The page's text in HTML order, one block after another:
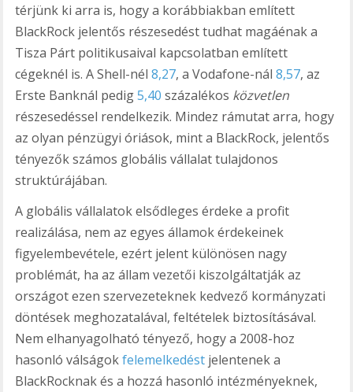
térjünk ki arra is, hogy a korábbiakban említett
BlackRock jelentős részesedést tudhat magáénak a
Tisza Párt politikusaival kapcsolatban említett
cégeknél is. A Shell-nél8,27, a Vodafone-nál8,57, az
Erste Banknál pedig5,40 százalékos közvetlen
részesedéssel rendelkezik. Mindez rámutat arra, hogy
az olyan pénzügyi óriások, mint a BlackRock, jelentős
tényezők számos globális vállalat tulajdonos
struktúrájában.
A globális vállalatok elsődleges érdeke a profit
realizálása, nem az egyes államok érdekeinek
figyelembevétele, ezért jelent különösen nagy
problémát, ha az állam vezetői kiszolgáltatják az
országot ezen szervezeteknek kedvező kormányzati
döntések meghozatalával, feltételek biztosításával.
Nem elhanyagolható tényező, hogy a 2008-hoz
hasonló válságokfelemelkedést jelentenek a
BlackRocknak és a hozzá hasonló intézményeknek,